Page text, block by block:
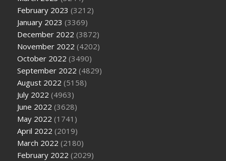
February 2023 (3212)
January 2023 (3369)
December 2022 (3872)
November 2022 (4202)
October 2022 (3490)
September 2022 (4829)
August 2022 (5158)
July 2022 (4963)
June 2022 (3628)
May 2022 (1741)
April 2022 (2019)
March 2022 (2180)
February 2022 (2029)